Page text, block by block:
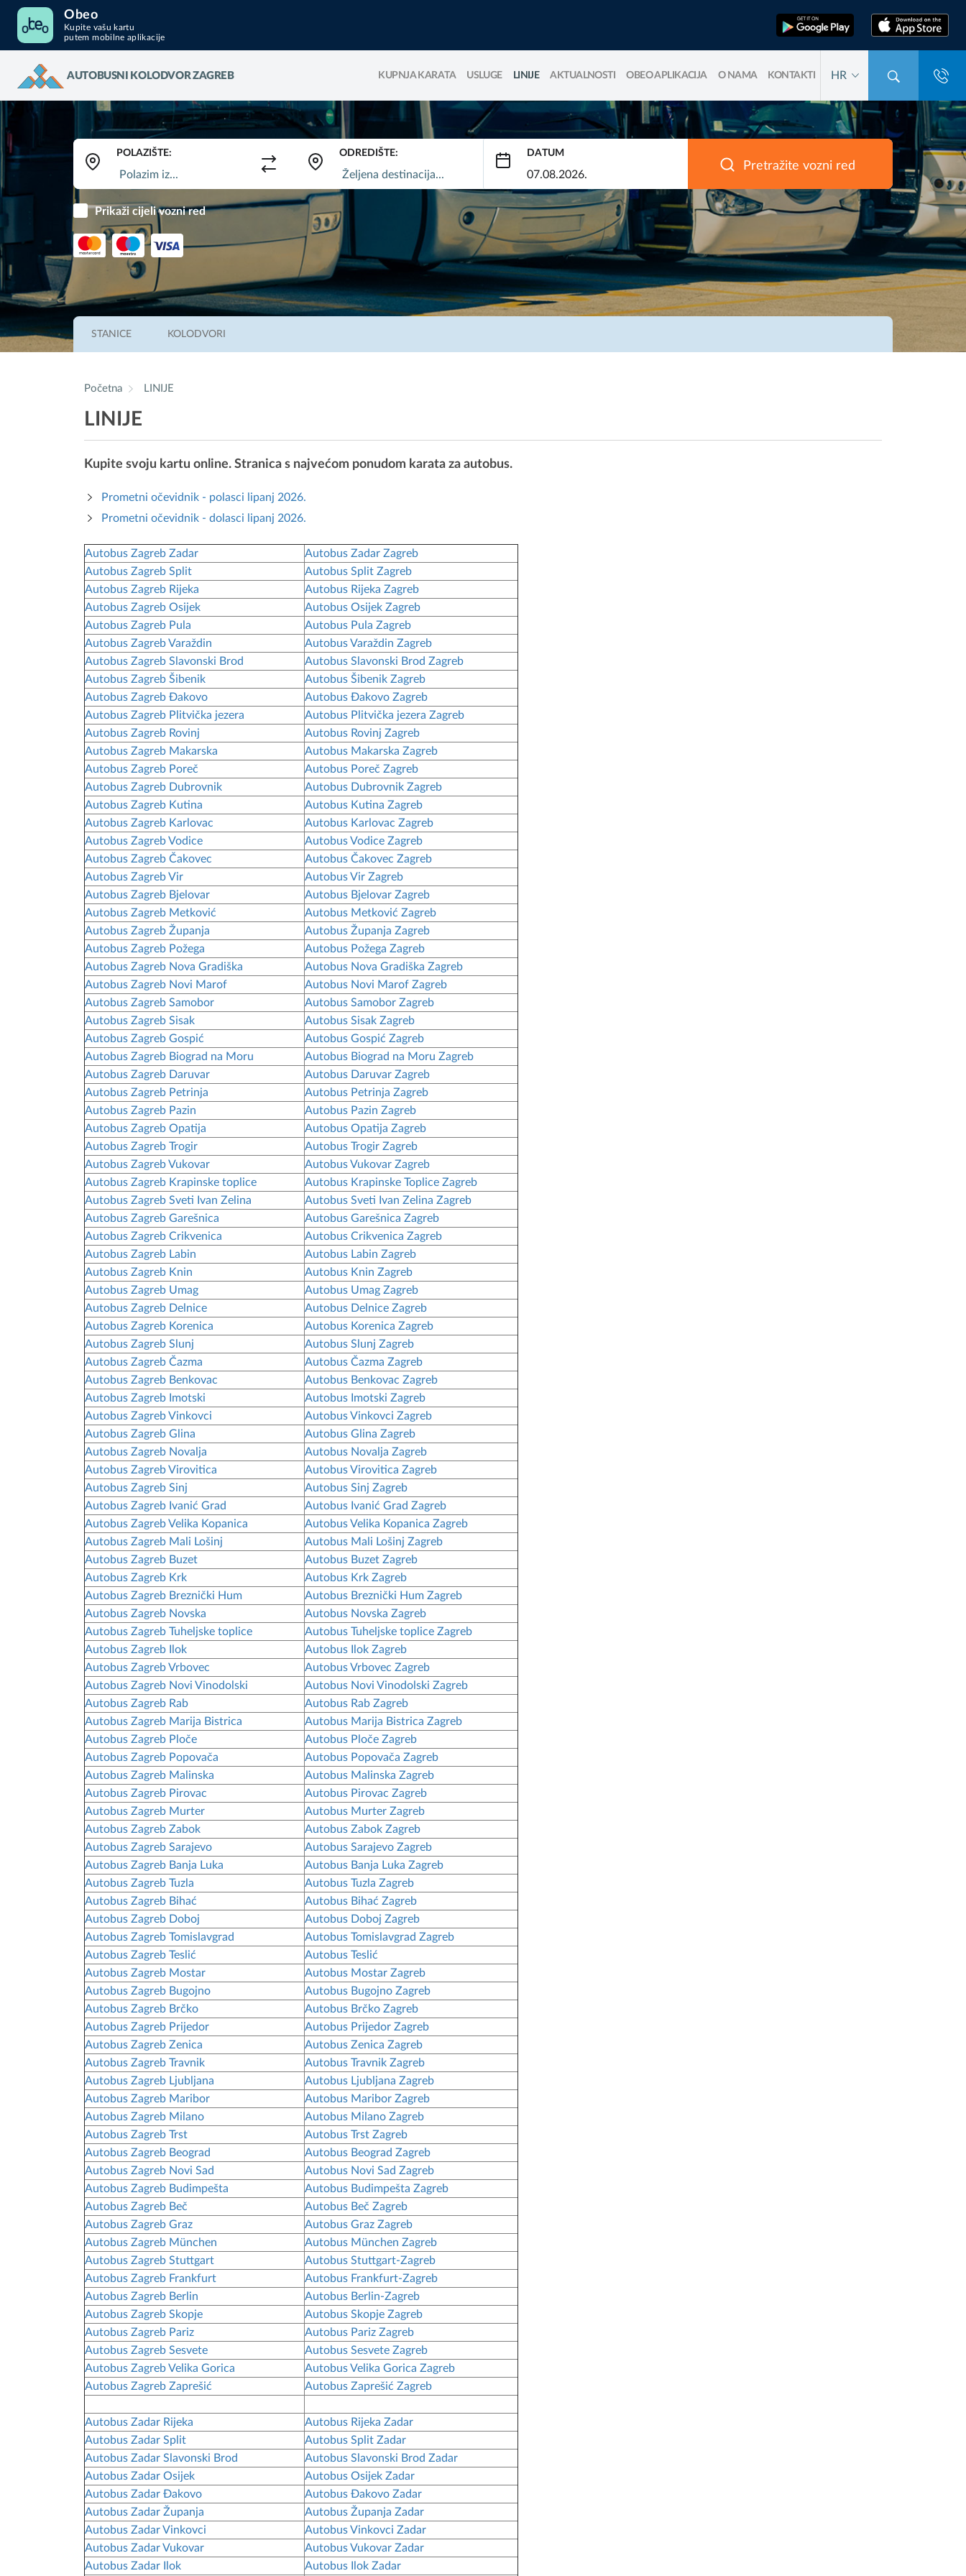
Obeo
Kupite vašu kartu
putem mobilne aplikacije
AUTOBUSNI KOLODVOR ZAGREB KUPNJA KARATA USLUGE LINIJE AKTUALNOSTI OBEO APLIKACIJA O NAMA KONTAKTI HR
POLAZIŠTE: ODREDIŠTE: DATUM
Pretražite vozni red
Prikaži cijeli vozni red
STANICE KOLODVORI
Početna LINIJE
LINIJE
Kupite svoju kartu online. Stranica s najvećom ponudom karata za autobus.
Prometni očevidnik - polasci lipanj 2026.
Prometni očevidnik - dolasci lipanj 2026.
Autobus Zagreb Zadar
Autobus Zadar Zagreb
Autobus Zagreb Split
Autobus Split Zagreb
Autobus Zagreb Rijeka
Autobus Rijeka Zagreb
Autobus Zagreb Osijek
Autobus Osijek Zagreb
Autobus Zagreb Pula
Autobus Pula Zagreb
Autobus Zagreb Varaždin
Autobus Varaždin Zagreb
Autobus Zagreb Slavonski Brod
Autobus Slavonski Brod Zagreb
Autobus Zagreb Šibenik
Autobus Šibenik Zagreb
Autobus Zagreb Đakovo
Autobus Đakovo Zagreb
Autobus Zagreb Plitvička jezera
Autobus Plitvička jezera Zagreb
Autobus Zagreb Rovinj
Autobus Rovinj Zagreb
Autobus Zagreb Makarska
Autobus Makarska Zagreb
Autobus Zagreb Poreč
Autobus Poreč Zagreb
Autobus Zagreb Dubrovnik
Autobus Dubrovnik Zagreb
Autobus Zagreb Kutina
Autobus Kutina Zagreb
Autobus Zagreb Karlovac
Autobus Karlovac Zagreb
Autobus Zagreb Vodice
Autobus Vodice Zagreb
Autobus Zagreb Čakovec
Autobus Čakovec Zagreb
Autobus Zagreb Vir
Autobus Vir Zagreb
Autobus Zagreb Bjelovar
Autobus Bjelovar Zagreb
Autobus Zagreb Metković
Autobus Metković Zagreb
Autobus Zagreb Županja
Autobus Županja Zagreb
Autobus Zagreb Požega
Autobus Požega Zagreb
Autobus Zagreb Nova Gradiška
Autobus Nova Gradiška Zagreb
Autobus Zagreb Novi Marof
Autobus Novi Marof Zagreb
Autobus Zagreb Samobor
Autobus Samobor Zagreb
Autobus Zagreb Sisak
Autobus Sisak Zagreb
Autobus Zagreb Gospić
Autobus Gospić Zagreb
Autobus Zagreb Biograd na Moru
Autobus Biograd na Moru Zagreb
Autobus Zagreb Daruvar
Autobus Daruvar Zagreb
Autobus Zagreb Petrinja
Autobus Petrinja Zagreb
Autobus Zagreb Pazin
Autobus Pazin Zagreb
Autobus Zagreb Opatija
Autobus Opatija Zagreb
Autobus Zagreb Trogir
Autobus Trogir Zagreb
Autobus Zagreb Vukovar
Autobus Vukovar Zagreb
Autobus Zagreb Krapinske toplice
Autobus Krapinske Toplice Zagreb
Autobus Zagreb Sveti Ivan Zelina
Autobus Sveti Ivan Zelina Zagreb
Autobus Zagreb Garešnica
Autobus Garešnica Zagreb
Autobus Zagreb Crikvenica
Autobus Crikvenica Zagreb
Autobus Zagreb Labin
Autobus Labin Zagreb
Autobus Zagreb Knin
Autobus Knin Zagreb
Autobus Zagreb Umag
Autobus Umag Zagreb
Autobus Zagreb Delnice
Autobus Delnice Zagreb
Autobus Zagreb Korenica
Autobus Korenica Zagreb
Autobus Zagreb Slunj
Autobus Slunj Zagreb
Autobus Zagreb Čazma
Autobus Čazma Zagreb
Autobus Zagreb Benkovac
Autobus Benkovac Zagreb
Autobus Zagreb Imotski
Autobus Imotski Zagreb
Autobus Zagreb Vinkovci
Autobus Vinkovci Zagreb
Autobus Zagreb Glina
Autobus Glina Zagreb
Autobus Zagreb Novalja
Autobus Novalja Zagreb
Autobus Zagreb Virovitica
Autobus Virovitica Zagreb
Autobus Zagreb Sinj
Autobus Sinj Zagreb
Autobus Zagreb Ivanić Grad
Autobus Ivanić Grad Zagreb
Autobus Zagreb Velika Kopanica
Autobus Velika Kopanica Zagreb
Autobus Zagreb Mali Lošinj
Autobus Mali Lošinj Zagreb
Autobus Zagreb Buzet
Autobus Buzet Zagreb
Autobus Zagreb Krk
Autobus Krk Zagreb
Autobus Zagreb Breznički Hum
Autobus Breznički Hum Zagreb
Autobus Zagreb Novska
Autobus Novska Zagreb
Autobus Zagreb Tuheljske toplice
Autobus Tuheljske toplice Zagreb
Autobus Zagreb Ilok
Autobus Ilok Zagreb
Autobus Zagreb Vrbovec
Autobus Vrbovec Zagreb
Autobus Zagreb Novi Vinodolski
Autobus Novi Vinodolski Zagreb
Autobus Zagreb Rab
Autobus Rab Zagreb
Autobus Zagreb Marija Bistrica
Autobus Marija Bistrica Zagreb
Autobus Zagreb Ploče
Autobus Ploče Zagreb
Autobus Zagreb Popovača
Autobus Popovača Zagreb
Autobus Zagreb Malinska
Autobus Malinska Zagreb
Autobus Zagreb Pirovac
Autobus Pirovac Zagreb
Autobus Zagreb Murter
Autobus Murter Zagreb
Autobus Zagreb Zabok
Autobus Zabok Zagreb
Autobus Zagreb Sarajevo
Autobus Sarajevo Zagreb
Autobus Zagreb Banja Luka
Autobus Banja Luka Zagreb
Autobus Zagreb Tuzla
Autobus Tuzla Zagreb
Autobus Zagreb Bihać
Autobus Bihać Zagreb
Autobus Zagreb Doboj
Autobus Doboj Zagreb
Autobus Zagreb Tomislavgrad
Autobus Tomislavgrad Zagreb
Autobus Zagreb Teslić
Autobus Teslić
Autobus Zagreb Mostar
Autobus Mostar Zagreb
Autobus Zagreb Bugojno
Autobus Bugojno Zagreb
Autobus Zagreb Brčko
Autobus Brčko Zagreb
Autobus Zagreb Prijedor
Autobus Prijedor Zagreb
Autobus Zagreb Zenica
Autobus Zenica Zagreb
Autobus Zagreb Travnik
Autobus Travnik Zagreb
Autobus Zagreb Ljubljana
Autobus Ljubljana Zagreb
Autobus Zagreb Maribor
Autobus Maribor Zagreb
Autobus Zagreb Milano
Autobus Milano Zagreb
Autobus Zagreb Trst
Autobus Trst Zagreb
Autobus Zagreb Beograd
Autobus Beograd Zagreb
Autobus Zagreb Novi Sad
Autobus Novi Sad Zagreb
Autobus Zagreb Budimpešta
Autobus Budimpešta Zagreb
Autobus Zagreb Beč
Autobus Beč Zagreb
Autobus Zagreb Graz
Autobus Graz Zagreb
Autobus Zagreb München
Autobus München Zagreb
Autobus Zagreb Stuttgart
Autobus Stuttgart-Zagreb
Autobus Zagreb Frankfurt
Autobus Frankfurt-Zagreb
Autobus Zagreb Berlin
Autobus Berlin-Zagreb
Autobus Zagreb Skopje
Autobus Skopje Zagreb
Autobus Zagreb Pariz
Autobus Pariz Zagreb
Autobus Zagreb Sesvete
Autobus Sesvete Zagreb
Autobus Zagreb Velika Gorica
Autobus Velika Gorica Zagreb
Autobus Zagreb Zaprešić
Autobus Zaprešić Zagreb
Autobus Zadar Rijeka
Autobus Rijeka Zadar
Autobus Zadar Split
Autobus Split Zadar
Autobus Zadar Slavonski Brod
Autobus Slavonski Brod Zadar
Autobus Zadar Osijek
Autobus Osijek Zadar
Autobus Zadar Đakovo
Autobus Đakovo Zadar
Autobus Zadar Županja
Autobus Županja Zadar
Autobus Zadar Vinkovci
Autobus Vinkovci Zadar
Autobus Zadar Vukovar
Autobus Vukovar Zadar
Autobus Zadar Ilok
Autobus Ilok Zadar